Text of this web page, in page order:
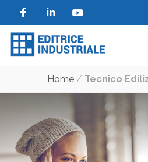
Home / Tecnico